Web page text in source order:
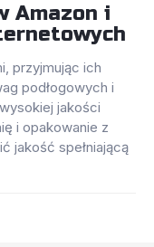
Amazon i
przyjmując ich
podłogowych i
jakości
i opakowanie z
jakość spełniającą